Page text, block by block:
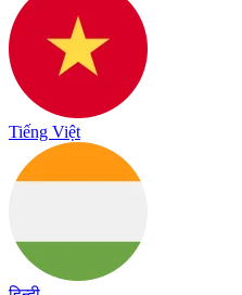
Tiếng Việt